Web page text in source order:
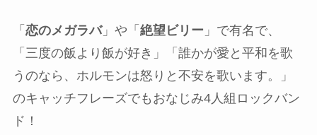
「 恋のメガラバ」や「 絶望ビリー 」で有名で、
「三度の飯より飯が好き」「誰かが愛と平和を歌
うのなら、ホルモンは怒りと不安を歌います。」
のキャッチフレーズでもおなじみ4人組ロックバン
ド！